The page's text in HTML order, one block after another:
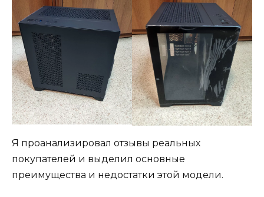
Я проанализировал отзывы реальных
покупателей и выделил основные
преимущества и недостатки этой модели.